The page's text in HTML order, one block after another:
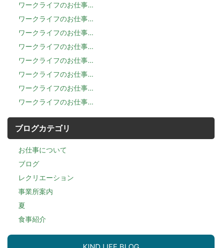
ワークライフのお仕事…
ワークライフのお仕事…
ワークライフのお仕事…
ワークライフのお仕事…
ワークライフのお仕事…
ワークライフのお仕事…
ワークライフのお仕事…
ワークライフのお仕事…
ブログカテゴリ
お仕事について
ブログ
レクリエーション
事業所案内
夏
食事紹介